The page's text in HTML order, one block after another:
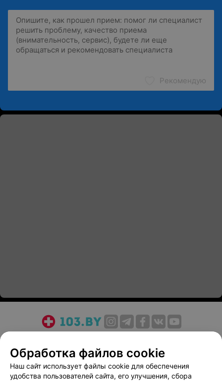
Рекомендую
Медицинский маркетинг
Публичный договор
Пользовательское соглашение
Способы оплаты
Вакансии
Партнеры
Обработка файлов cookie
Наш сайт использует файлы cookie для обеспечения
удобства пользователей сайта, его улучшения, сбора